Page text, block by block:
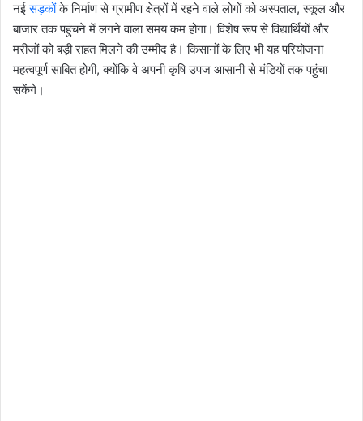
नईसड़कोंके निर्माण से ग्रामीण क्षेत्रों में रहने वाले लोगों को अस्पताल, स्कूल और
बाजार तक पहुंचने में लगने वाला समय कम होगा। विशेष रूप से विद्यार्थियों और
मरीजों को बड़ी राहत मिलने की उम्मीद है। किसानों के लिए भी यह परियोजना
महत्वपूर्ण साबित होगी, क्योंकि वे अपनी कृषि उपज आसानी से मंडियों तक पहुंचा
सकेंगे।